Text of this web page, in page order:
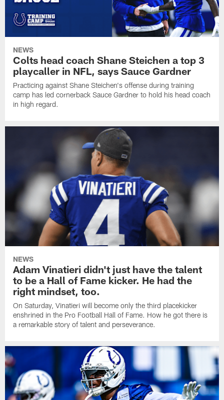
NEWS
Colts head coach Shane Steichen a top 3
playcaller in NFL, says Sauce Gardner
Practicing against Shane Steichen's offense during training
camp has led cornerback Sauce Gardner to hold his head coach
in high regard.
NEWS
Adam Vinatieri didn't just have the talent
to be a Hall of Fame kicker. He had the
right mindset, too.
On Saturday, Vinatieri will become only the third placekicker
enshrined in the Pro Football Hall of Fame. How he got there is
a remarkable story of talent and perseverance.